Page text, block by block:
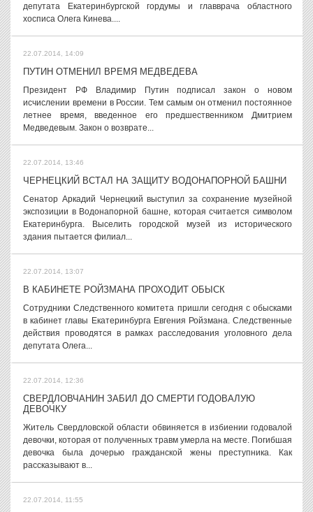
депутата Екатеринбургской гордумы и главврача областного
хосписа Олега Кинева....
22.07.2014, 14:09
ПУТИН ОТМЕНИЛ ВРЕМЯ МЕДВЕДЕВА
Президент РФ Владимир Путин подписал закон о новом
исчислении времени в России. Тем самым он отменил постоянное
летнее время, введенное его предшественником Дмитрием
Медведевым. Закон о возврате...
22.07.2014, 13:46
ЧЕРНЕЦКИЙ ВСТАЛ НА ЗАЩИТУ ВОДОНАПОРНОЙ БАШНИ
Сенатор Аркадий Чернецкий выступил за сохранение музейной
экспозиции в Водонапорной башне, которая считается символом
Екатеринбурга. Выселить городской музей из исторического
здания пытается филиал...
22.07.2014, 13:07
В КАБИНЕТЕ РОЙЗМАНА ПРОХОДИТ ОБЫСК
Сотрудники Следственного комитета пришли сегодня с обысками
в кабинет главы Екатеринбурга Евгения Ройзмана. Следственные
действия проводятся в рамках расследования уголовного дела
депутата Олега...
22.07.2014, 12:36
СВЕРДЛОВЧАНИН ЗАБИЛ ДО СМЕРТИ ГОДОВАЛУЮ
ДЕВОЧКУ
Житель Свердловской области обвиняется в избиении годовалой
девочки, которая от полученных травм умерла на месте. Погибшая
девочка была дочерью гражданской жены преступника. Как
рассказывают в...
22.07.2014, 11:55